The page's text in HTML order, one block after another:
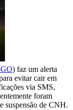
) faz um alerta
evitar cair em
via SMS,
foram
suspensão de CNH.